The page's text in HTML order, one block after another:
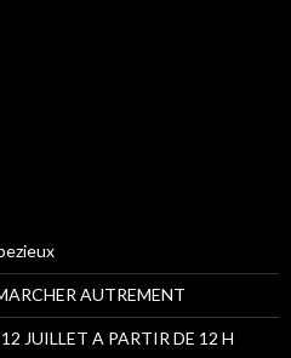
AUTREMENT
JUILLET A PARTIR DE 12 H